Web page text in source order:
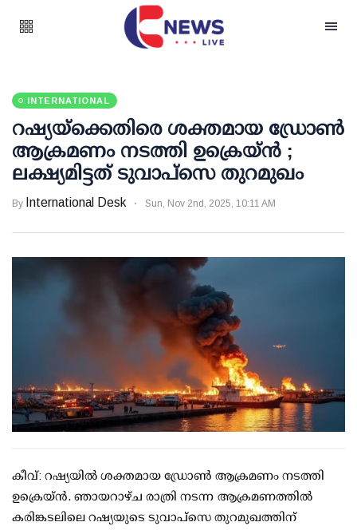
INTERNATIONAL
റഷ്യയ്‌ക്കെതിരെ ശക്തമായ ഡ്രോൺ
ആക്രമണം നടത്തി ഉക്രെയ്ൻ ;
ലക്ഷ്യമിട്ടത് ടുവാപ്‌സെ തുറമുഖം
By International Desk Sun, Nov 2nd, 2025, 10:11 AM
കീവ്: റഷ്യയിൽ ശക്തമായ ഡ്രോൺ ആക്രമണം നടത്തി
ഉക്രെയ്ൻ. ഞായറാഴ്ച രാത്രി നടന്ന ആക്രമണത്തിൽ
കരിങ്കടലിലെ റഷ്യയുടെ ടുവാപ്‌സെ തുറമുഖത്തിന്